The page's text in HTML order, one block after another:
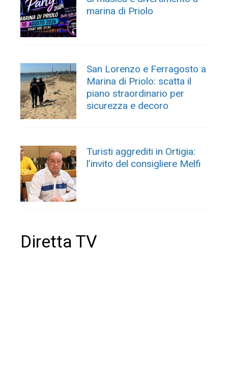
marina di Priolo
San Lorenzo e Ferragosto a
Marina di Priolo: scatta il
piano straordinario per
sicurezza e decoro
Turisti aggrediti in Ortigia:
l’invito del consigliere Melfi
Diretta TV